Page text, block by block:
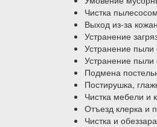
Чистка
Выход из-за
Устранение
Устранение пыли
Устранение пыли
Подмена
Постирушка,
Чистка мебели и
Отъезд клерка и
Чистка и